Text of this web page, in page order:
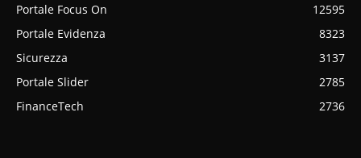
Portale Focus On
12595
Portale Evidenza
8323
Sicurezza
3137
Portale Slider
2785
FinanceTech
2736